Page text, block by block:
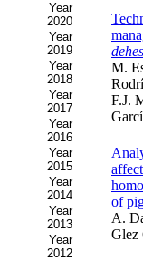
Year
2020
Year
2019
Year
2018
Year
2017
Year
2016
Year
2015
Year
2014
Year
2013
Year
2012
M.
F.J.
of
A.
Glez